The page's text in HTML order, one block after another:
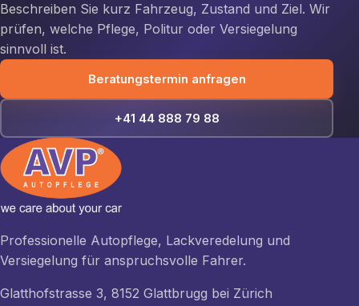
Beschreiben Sie kurz Fahrzeug, Zustand und Ziel. Wir
prüfen, welche Pflege, Politur oder Versiegelung
sinnvoll ist.
Beratungstermin anfragen
+41 44 888 79 88
Professionelle Autopflege, Lackveredelung und
Versiegelung für anspruchsvolle Fahrer.
Glatthofstrasse 3, 8152 Glattbrugg bei Zürich